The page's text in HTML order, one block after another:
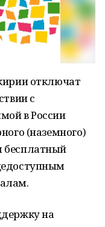
отключат
с
в России
(наземного)
бесплатный
на